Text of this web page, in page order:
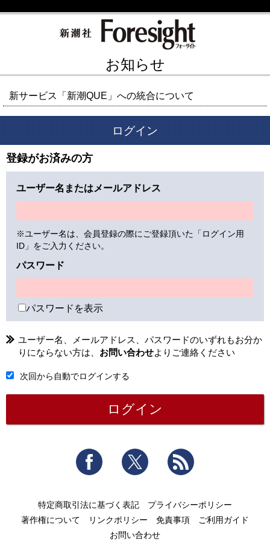
お知らせ
新サービス「新潮QUE」への統合について
ログイン
登録がお済みの方
ユーザー名またはメールアドレス
※ユーザー名は、会員登録の際にご登録頂いた「ログイン用
ID」をご入力ください。
パスワード
パスワードを表示
ユーザー名、メールアドレス、パスワードのいずれもお分か
りにならない方は、 お問い合わせよりご連絡ください
次回から自動でログインする
Facebook Twitter
特定商取引法に基づく表記
プライバシーポリシー
著作権について
リンクポリシー 免責事項
ご利用ガイド
お問い合わせ